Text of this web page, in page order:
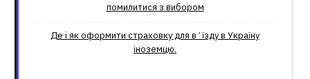
помилитися з вибором
Де і як оформити страховку для вʼїзду в Україну
іноземцю.